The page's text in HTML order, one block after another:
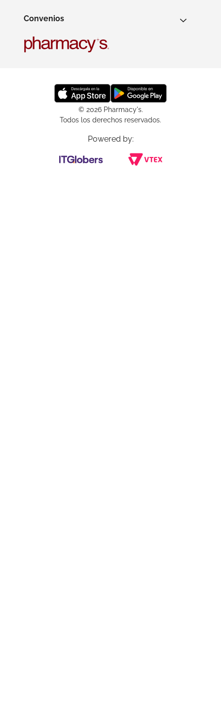
Convenios
© 2026 Pharmacy's.
Todos los derechos reservados.
Powered by: